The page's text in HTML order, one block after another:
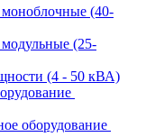
(40-
(25-
(4 - 50 кВА)
оборудование